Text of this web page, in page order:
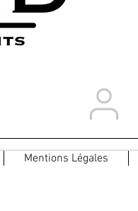
Mentions Légales